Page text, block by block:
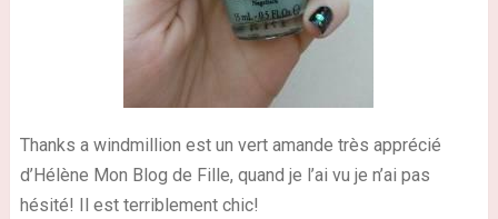
Thanks a windmillion est un vert amande très apprécié
d’Hélène Mon Blog de Fille, quand je l’ai vu je n’ai pas
hésité! Il est terriblement chic!